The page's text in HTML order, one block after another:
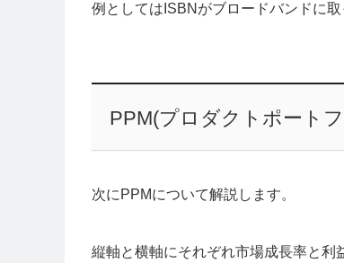
例としてはISBNがブロードバンドに
PPM(プロダクトポート
次にPPMについて解説します。
縦軸と横軸にそれぞれ市場成長率と利